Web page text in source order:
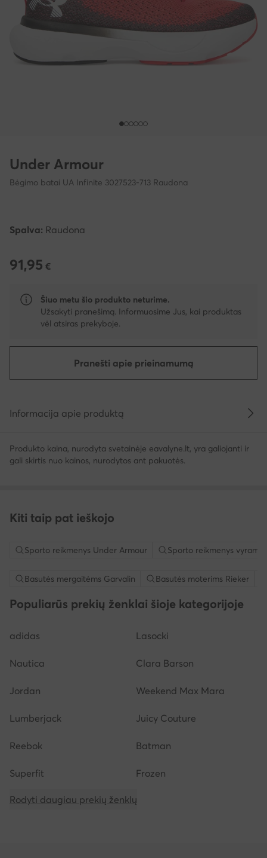
Under Armour
Bėgimo batai UA Infinite 3027523-713 Raudona
Spalva: Raudona
91,95 €
91,95 €
Šiuo metu šio produkto neturime.
Užsakyti pranešimą. Informuosime Jus, kai produktas
vėl atsiras prekyboje.
Pranešti apie prieinamumą
Informacija apie produktą
Produkto kaina, nurodyta svetainėje eavalyne.lt, yra galiojanti ir
gali skirtis nuo kainos, nurodytos ant pakuotės.
Kiti taip pat ieškojo
Sporto reikmenys Under Armour Sporto reikmenys vyrams
Basutės mergaitėms Garvalin Basutės moterims Rieker
Populiarūs prekių ženklai šioje kategorijoje
adidas Lasocki
Nautica Clara Barson
Jordan Weekend Max Mara
Lumberjack Juicy Couture
Reebok Batman
Superfit Frozen
Rodyti daugiau prekių ženklų